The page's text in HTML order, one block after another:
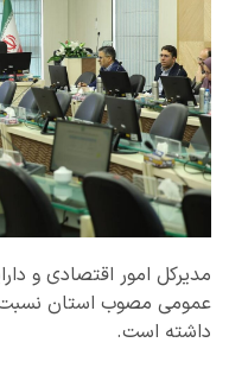
مدیرکل امور اقتصادی و
داشته است.